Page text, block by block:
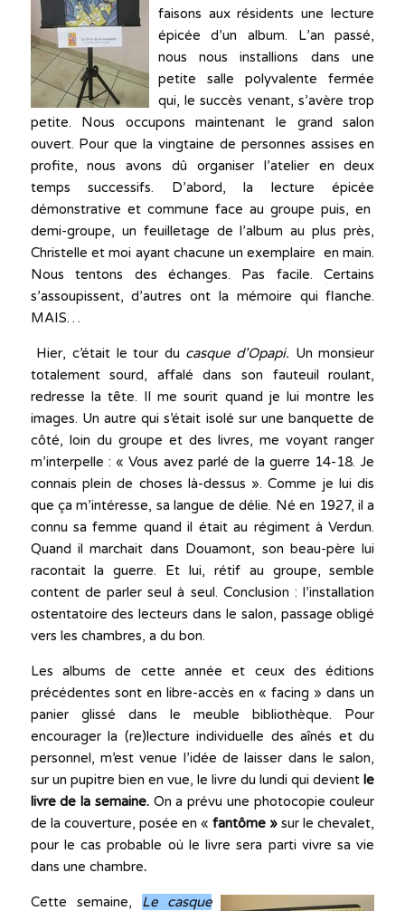
faisons aux résidents une lecture
épicée d’un album. L’an passé,
nous nous installions dans une
petite salle polyvalente fermée
qui, le succès venant, s’avère trop
petite. Nous occupons maintenant le grand salon
ouvert. Pour que la vingtaine de personnes assises en
profite, nous avons dû organiser l’atelier en deux
temps successifs. D’abord, la lecture épicée
démonstrative et commune face au groupe puis, en
demi-groupe, un feuilletage de l’album au plus près,
Christelle et moi ayant chacune un exemplaire en main.
Nous tentons des échanges. Pas facile. Certains
s’assoupissent, d’autres ont la mémoire qui flanche.
MAIS…
Hier, c’était le tour du casque d’Opapi. Un monsieur
totalement sourd, affalé dans son fauteuil roulant,
redresse la tête. Il me sourit quand je lui montre les
images. Un autre qui s’était isolé sur une banquette de
côté, loin du groupe et des livres, me voyant ranger
m’interpelle : « Vous avez parlé de la guerre 14-18. Je
connais plein de choses là-dessus ». Comme je lui dis
que ça m’intéresse, sa langue de délie. Né en 1927, il a
connu sa femme quand il était au régiment à Verdun.
Quand il marchait dans Douamont, son beau-père lui
racontait la guerre. Et lui, rétif au groupe, semble
content de parler seul à seul. Conclusion : l’installation
ostentatoire des lecteurs dans le salon, passage obligé
vers les chambres, a du bon.
Les albums de cette année et ceux des éditions
précédentes sont en libre-accès en « facing » dans un
panier glissé dans le meuble bibliothèque. Pour
encourager la (re)lecture individuelle des aînés et du
personnel, m’est venue l’idée de laisser dans le salon,
sur un pupitre bien en vue, le livre du lundi qui devient le
livre de la semaine. On a prévu une photocopie couleur
de la couverture, posée en «fantôme » sur le chevalet,
pour le cas probable où le livre sera parti vivre sa vie
dans une chambre.
Cette semaine, Le casque